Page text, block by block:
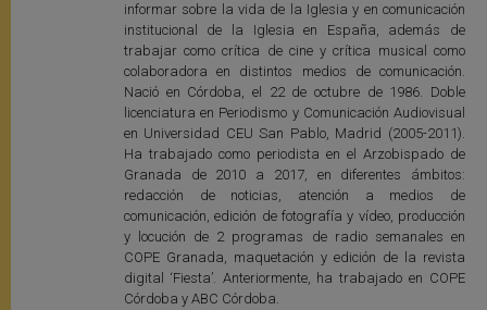
informar sobre la vida de la Iglesia y en comunicación
institucional de la Iglesia en España, además de
trabajar como crítica de cine y crítica musical como
colaboradora en distintos medios de comunicación.
Nació en Córdoba, el 22 de octubre de 1986. Doble
licenciatura en Periodismo y Comunicación Audiovisual
en Universidad CEU San Pablo, Madrid (2005-2011).
Ha trabajado como periodista en el Arzobispado de
Granada de 2010 a 2017, en diferentes ámbitos:
redacción de noticias, atención a medios de
comunicación, edición de fotografía y vídeo, producción
y locución de 2 programas de radio semanales en
COPE Granada, maquetación y edición de la revista
digital ‘Fiesta’. Anteriormente, ha trabajado en COPE
Córdoba y ABC Córdoba.